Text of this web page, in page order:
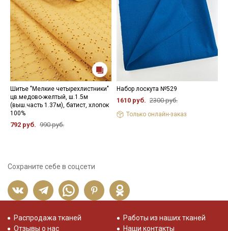
Шитье "Мелкие четырехлистники"
цв.медово-желтый, ш.1.5м
(выш.часть 1.37м), батист, хлопок
100%
792 руб. 990 руб.
Набор лоскута №529
1610 руб. 2300 руб.
Только онлайн-заказ
Сохраните себе в соцсети
Распродажа тканей
Отзывы о нас
Работы из наших тканей
Наши контакты